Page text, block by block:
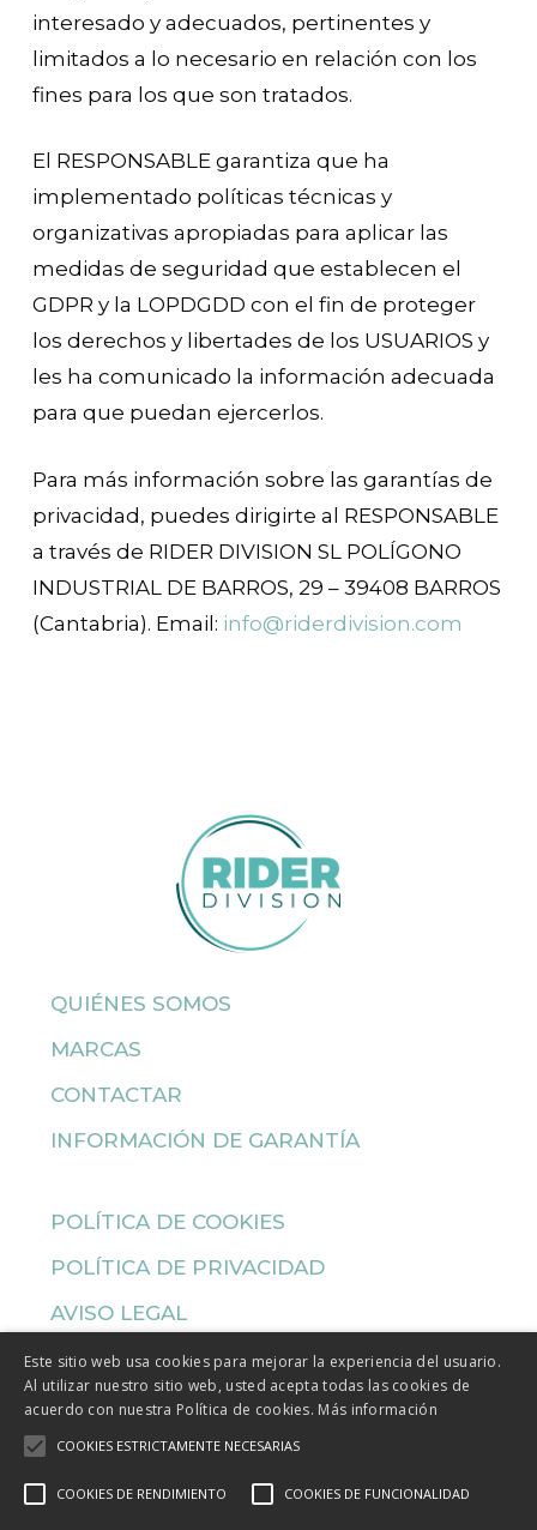
interesado y adecuados, pertinentes y
limitados a lo necesario en relación con los
fines para los que son tratados.
El RESPONSABLE garantiza que ha
implementado políticas técnicas y
organizativas apropiadas para aplicar las
medidas de seguridad que establecen el
GDPR y la LOPDGDD con el fin de proteger
los derechos y libertades de los USUARIOS y
les ha comunicado la información adecuada
para que puedan ejercerlos.
Para más información sobre las garantías de
privacidad, puedes dirigirte al RESPONSABLE
a través de RIDER DIVISION SL POLÍGONO
INDUSTRIAL DE BARROS, 29 – 39408 BARROS
(Cantabria). Email: info@riderdivision.com
QUIÉNES SOMOS
MARCAS
CONTACTAR
INFORMACIÓN DE GARANTÍA
POLÍTICA DE COOKIES
POLÍTICA DE PRIVACIDAD
AVISO LEGAL
AYUDAS Y SUBVENCIONES
Generation y el Plan de Recuperación, Transformación y
Este sitio web usa cookies para mejorar la experiencia del usuario.
Al utilizar nuestro sitio web, usted acepta todas las cookies de
acuerdo con nuestra Política de cookies. Más información
COOKIES ESTRICTAMENTE NECESARIAS
COOKIES DE RENDIMIENTO COOKIES DE FUNCIONALIDAD